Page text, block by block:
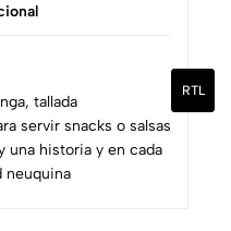
RTL
tallada
servir snacks o salsas
una historia y en cada
neuquina